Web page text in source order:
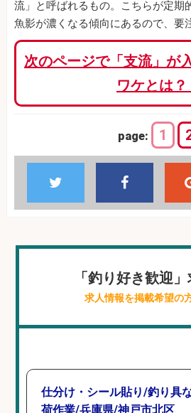
流」と呼ばれるもの。こちらが定期
魚影が濃くなる傾向にあるので、要
次のページで「支流」が
ワケとは？
page: 1
「釣り好き歓迎
求人情報を掲載希望の
仕分け・シール貼り/釣り具
荷作業/兵庫県/神戸市北区